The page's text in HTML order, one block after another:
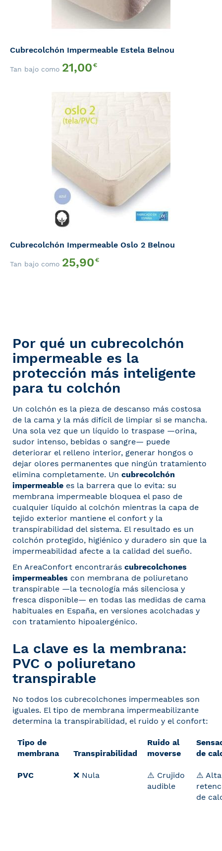
Cubrecolchón Impermeable Estela Belnou
Tan bajo como 21,00€
Cubrecolchón Impermeable Oslo 2 Belnou
Tan bajo como 25,90€
Por qué un cubrecolchón
impermeable es la
protección más inteligente
para tu colchón
Un colchón es la pieza de descanso más costosa
de la cama y la más difícil de limpiar si se mancha.
Una sola vez que un líquido lo traspase —orina,
sudor intenso, bebidas o sangre— puede
deteriorar el relleno interior, generar hongos o
dejar olores permanentes que ningún tratamiento
elimina completamente. Un cubrecolchón
impermeable es la barrera que lo evita: su
membrana impermeable bloquea el paso de
cualquier líquido al colchón mientras la capa de
tejido exterior mantiene el confort y la
transpirabilidad del sistema. El resultado es un
colchón protegido, higiénico y duradero sin que la
impermeabilidad afecte a la calidad del sueño.
En AreaConfort encontrarás cubrecolchones
impermeables con membrana de poliuretano
transpirable —la tecnología más silenciosa y
fresca disponible— en todas las medidas de cama
habituales en España, en versiones acolchadas y
con tratamiento hipoalergénico.
La clave es la membrana:
PVC o poliuretano
transpirable
No todos los cubrecolchones impermeables son
iguales. El tipo de membrana impermeabilizante
determina la transpirabilidad, el ruido y el confort:
Tipo de
membrana
Transpirabilidad
Ruido al
moverse
de
PVC ❌ Nula
⚠️ Crujido
audible
⚠️ Alta
de